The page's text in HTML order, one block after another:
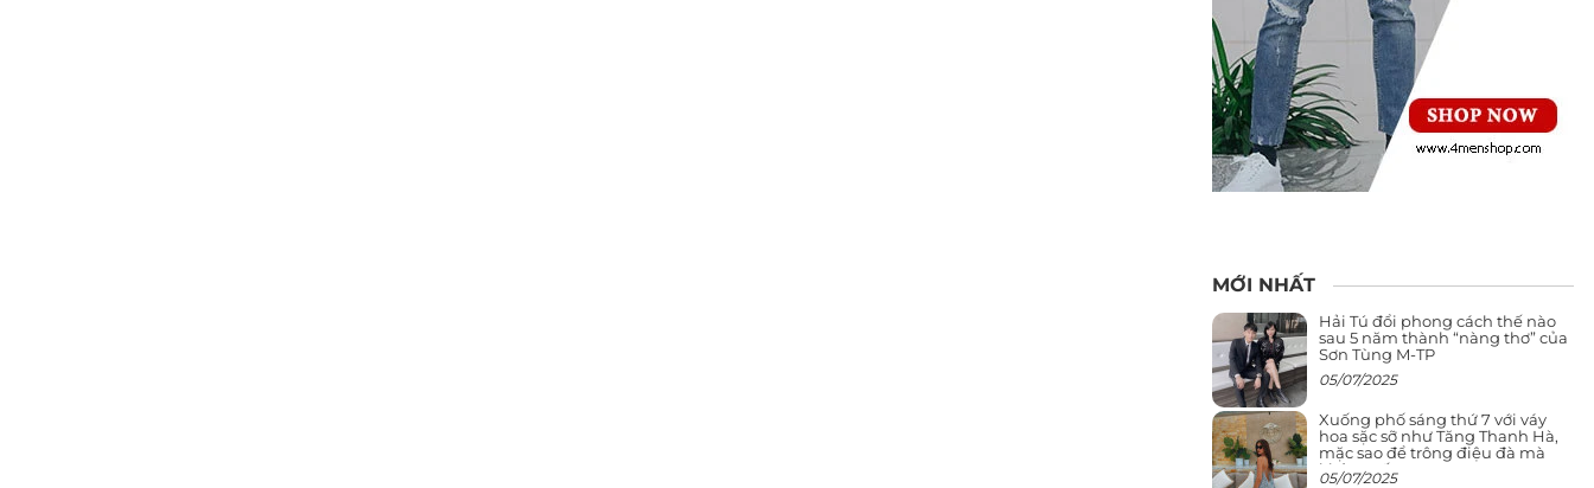
MỚI NHẤT
Hải Tú đổi phong cách thế nào
sau 5 năm thành “nàng thơ” của
Sơn Tùng M-TP
05/07/2025
Xuống phố sáng thứ 7 với váy
hoa sặc sỡ như Tăng Thanh Hà,
mặc sao để trông điệu đà mà
không sến
05/07/2025